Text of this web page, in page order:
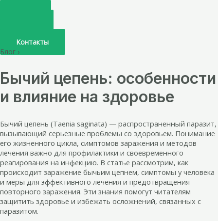
Контакты
Блог ›
Бычий цепень: особенности
и влияние на здоровье
Бычий цепень (Taenia saginata) — распространенный паразит,
вызывающий серьезные проблемы со здоровьем. Понимание
его жизненного цикла, симптомов заражения и методов
лечения важно для профилактики и своевременного
реагирования на инфекцию. В статье рассмотрим, как
происходит заражение бычьим цепнем, симптомы у человека
и меры для эффективного лечения и предотвращения
повторного заражения. Эти знания помогут читателям
защитить здоровье и избежать осложнений, связанных с
паразитом.